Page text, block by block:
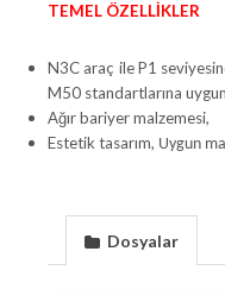
TEMEL
N3C araç ile P1
M50 standartlarına
Ağır bariyer malzemesi,
Estetik tasarım, Uygun
Dosyalar